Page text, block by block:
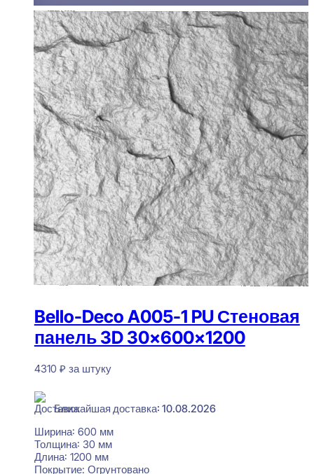
Bello-Deco A005-1 PU Стеновая
панель 3D 30x600x1200
4310 ₽ за штуку
Ближайшая доставка: 10.08.2026
Ширина: 600 мм
Толщина: 30 мм
Длина: 1200 мм
Покрытие: Огрунтовано